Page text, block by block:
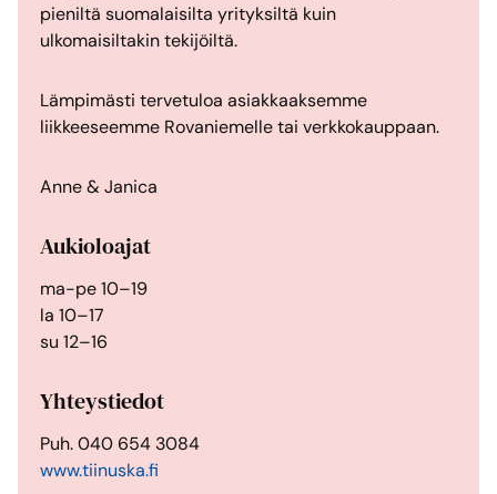
pieniltä suomalaisilta yrityksiltä kuin
ulkomaisiltakin tekijöiltä.
Lämpimästi tervetuloa asiakkaaksemme
liikkeeseemme Rovaniemelle tai verkkokauppaan.
Anne & Janica
Aukioloajat
ma-pe 10–19
la 10–17
su 12–16
Yhteystiedot
Puh.040 654 3084
www.tiinuska.fi